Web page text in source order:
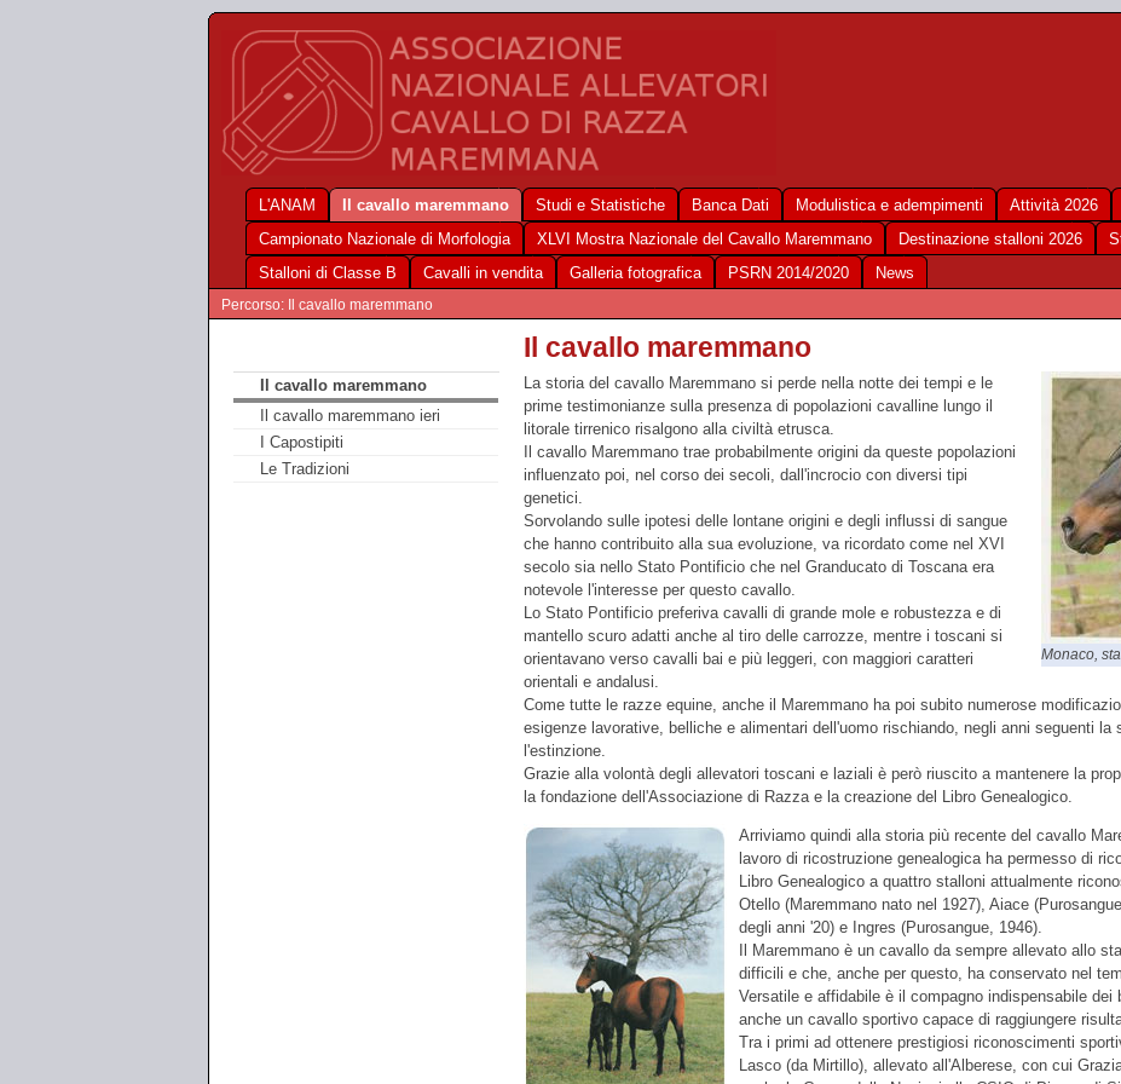
L'ANAM Il cavallo maremmano Studi e Statistiche Banca Dati Modulistica e adempimenti Attività 2026
Campionato Nazionale di Morfologia
XLVI Mostra Nazionale del Cavallo Maremmano Destinazione stalloni 2026
Stalloni di Classe B
Cavalli in vendita Galleria fotografica PSRN 2014/2020 News
Percorso: Il cavallo maremmano
Il cavallo maremmano
Il cavallo maremmano ieri
I Capostipiti
Le Tradizioni
Il cavallo maremmano
Monaco,
La storia del cavallo Maremmano si perde nella notte dei tempi e le
prime testimonianze sulla presenza di popolazioni cavalline lungo il
litorale tirrenico risalgono alla civiltà etrusca.
Il cavallo Maremmano trae probabilmente origini da queste popolazioni
influenzato poi, nel corso dei secoli, dall'incrocio con diversi tipi
genetici.
Sorvolando sulle ipotesi delle lontane origini e degli influssi di sangue
che hanno contribuito alla sua evoluzione, va ricordato come nel XVI
secolo sia nello Stato Pontificio che nel Granducato di Toscana era
notevole l'interesse per questo cavallo.
Lo Stato Pontificio preferiva cavalli di grande mole e robustezza e di
mantello scuro adatti anche al tiro delle carrozze, mentre i toscani si
orientavano verso cavalli bai e più leggeri, con maggiori caratteri
orientali e andalusi.
Come tutte le razze equine, anche il Maremmano ha poi subito numerose
esigenze lavorative, belliche e alimentari dell'uomo rischiando, negli anni seguenti la
l'estinzione.
Grazie alla volontà degli allevatori toscani e laziali è però riuscito a mantenere la
la fondazione dell'Associazione di Razza e la creazione del Libro Genealogico.
Arriviamo quindi alla storia più recente del cavallo
lavoro di ricostruzione genealogica ha permesso di
Libro Genealogico a quattro stalloni attualmente
Otello (Maremmano nato nel 1927), Aiace
degli anni '20) e Ingres (Purosangue, 1946).
Il Maremmano è un cavallo da sempre allevato allo
difficili e che, anche per questo, ha conservato nel
Versatile e affidabile è il compagno indispensabile
anche un cavallo sportivo capace di raggiungere
Tra i primi ad ottenere prestigiosi riconoscimenti
Lasco (da Mirtillo), allevato all'Alberese, con cui